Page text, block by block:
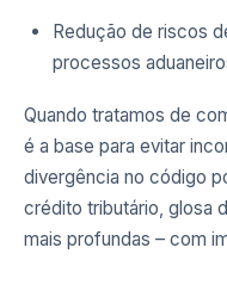
Redução de riscos
processos
Quando tratamos de
é a base para evitar
divergência no código
crédito tributário, glosa
mais profundas – com